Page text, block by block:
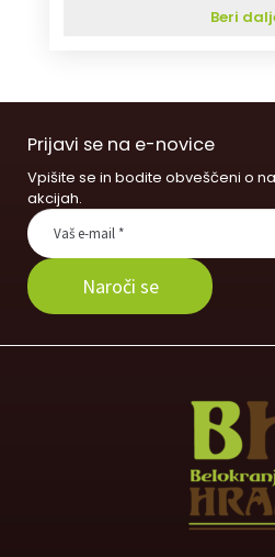
Beri
Prijavi se na e-novice
Vpišite se in bodite obveščeni o
akcijah.